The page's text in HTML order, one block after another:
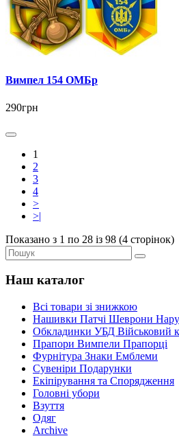
Вимпел 154 ОМБр
290грн
1
2
3
4
>
>|
Показано з 1 по 28 із 98 (4 сторінок)
Наш каталог
Всі товари зі знижкою
Нашивки Патчі Шеврони
Обкладинки УБД Військовий
Прапори Вимпели Прапорці
Фурнітура Знаки Емблеми
Сувеніри Подарунки
Екіпірування та Спорядження
Головні убори
Взуття
Одяг
Archive